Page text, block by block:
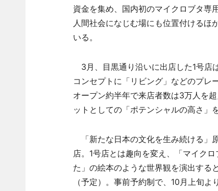
資金を集め、国内初のマイクロブタ専
人間社会になじむ場にも位置付けるほ
いる。
3月、目黒通り沿いに出店した1号店
コンセプトに「リビング」などのプレ
オープン約半年で来店者数は3万人を
ットとしての「ポテンシャルの高さ」
「新たな日本の文化を生み続ける」
店。1号店とは趣向を変え、「マイク
た」の絵本のような世界観を演出する
（予定）。事前予約制で、10月上旬よ